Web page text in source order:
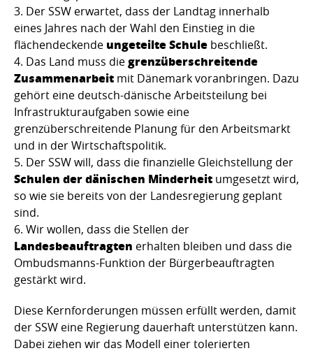
Der SSW erwartet, dass der Landtag innerhalb
eines Jahres nach der Wahl den Einstieg in die
flächen­deckende ungeteilte Schule beschließt.
Das Land muss diegrenzüberschreitende
Zusammenarbeit mit Dänemark voranbringen. Dazu
gehört eine deutsch-dänische Arbeits­teilung bei
Infrastrukturaufgaben sowie eine
grenzüberschreitende Planung für den Arbeitsmarkt
und in der Wirt­schaftspolitik.
Der SSW will, dass die finanzielle Gleichstellung der
Schulen der däni­schen Minderheit umgesetzt wird,
so wie sie bereits von der Landes­regierung geplant
sind.
Wir wollen, dass die Stellen der
Landesbeauftragten erhalten bleiben und dass die
Ombudsmanns-Funktion der Bürgerbeauftragten
gestärkt wird.
Diese Kernforderungen müssen erfüllt werden, damit
der SSW eine Regie­rung dauerhaft unterstützen kann.
Dabei ziehen wir das Modell einer tolerierten